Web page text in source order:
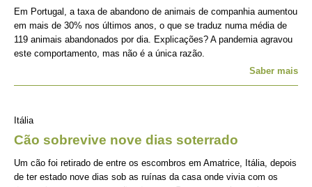
Em Portugal, a taxa de abandono de animais de companhia aumentou
em mais de 30% nos últimos anos, o que se traduz numa média de
119 animais abandonados por dia. Explicações? A pandemia agravou
este comportamento, mas não é a única razão.
Saber mais
Itália
Cão sobrevive nove dias soterrado
Um cão foi retirado de entre os escombros em Amatrice, Itália, depois
de ter estado nove dias sob as ruínas da casa onde vivia com os